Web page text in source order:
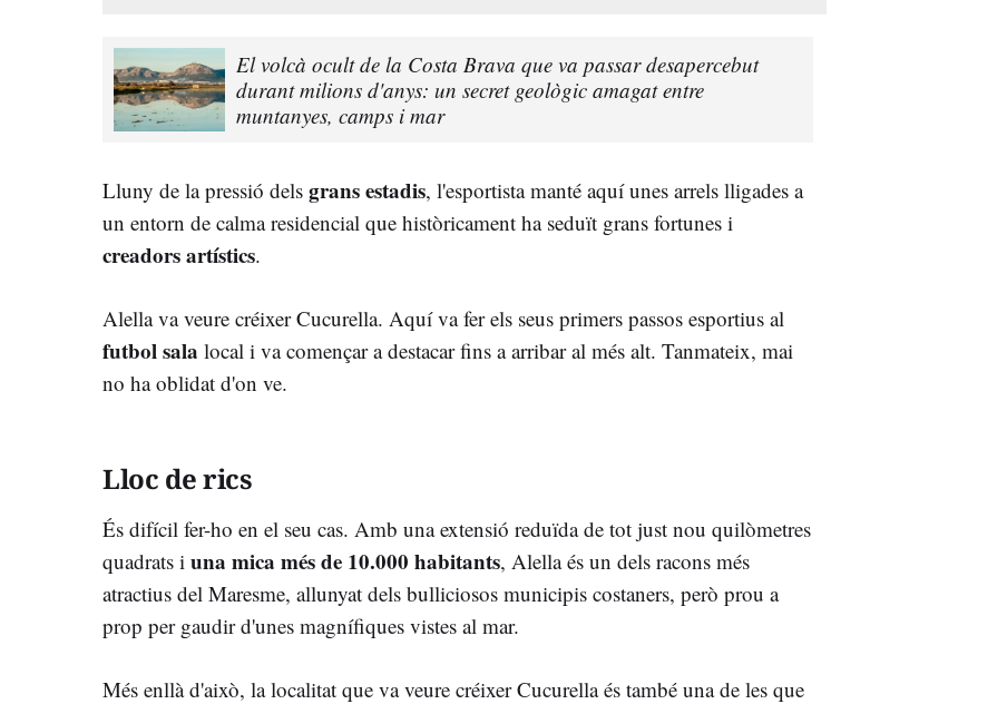
El volcà ocult de la Costa Brava que va passar desapercebut
durant milions d'anys: un secret geològic amagat entre
muntanyes, camps i mar
Lluny de la pressió dels grans estadis, l'esportista manté aquí unes arrels lligades a
un entorn de calma residencial que històricament ha seduït grans fortunes i
creadors artístics.
Alella va veure créixer Cucurella. Aquí va fer els seus primers passos esportius al
futbol sala local i va començar a destacar fins a arribar al més alt. Tanmateix, mai
no ha oblidat d'on ve.
Lloc de rics
És difícil fer-ho en el seu cas. Amb una extensió reduïda de tot just nou quilòmetres
quadrats i una mica més de 10.000 habitants, Alella és un dels racons més
atractius del Maresme, allunyat dels bulliciosos municipis costaners, però prou a
prop per gaudir d'unes magnífiques vistes al mar.
Més enllà d'això, la localitat que va veure créixer Cucurella és també una de les que